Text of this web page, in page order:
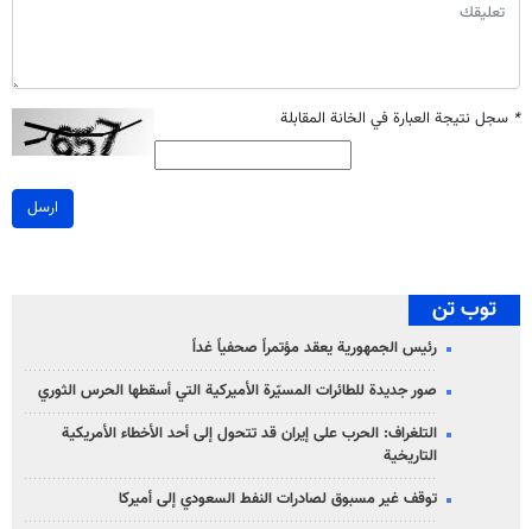
* سجل نتيجة العبارة في الخانة المقابلة
ارسل
توب تن
رئيس الجمهورية يعقد مؤتمراً صحفياً غداً
صور جديدة للطائرات المسيّرة الأميركية التي أسقطها الحرس الثوري
التلغراف: الحرب على إيران قد تتحول إلى أحد الأخطاء الأمريكية
التاريخية
توقف غير مسبوق لصادرات النفط السعودي إلى أميركا